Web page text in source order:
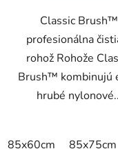
Classic Brush™
profesionálna
rohož Rohože
Brush™ kombinujú
hrubé
85x60cm 85x75cm